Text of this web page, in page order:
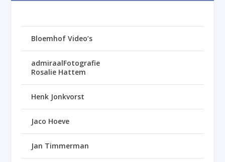
Bloemhof Video’s
admiraalFotografie
Rosalie Hattem
Henk Jonkvorst
Jaco Hoeve
Jan Timmerman